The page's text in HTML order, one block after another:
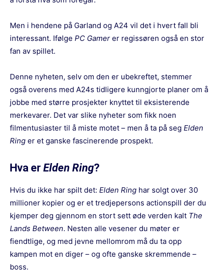
Men i hendene på Garland og A24 vil det i hvert fall bli
interessant. Ifølge PC Gamer er regissøren også en stor
fan av spillet.
Denne nyheten, selv om den er ubekreftet, stemmer
også overens med A24s tidligere kunngjorte planer om å
jobbe med større prosjekter knyttet til eksisterende
merkevarer. Det var slike nyheter som fikk noen
filmentusiaster til å miste motet – men å ta på seg Elden
Ring er et ganske fascinerende prospekt.
Hva er Elden Ring?
Hvis du ikke har spilt det: Elden Ring har solgt over 30
millioner kopier og er et tredjepersons actionspill der du
kjemper deg gjennom en stort sett øde verden kalt The
Lands Between. Nesten alle vesener du møter er
fiendtlige, og med jevne mellomrom må du ta opp
kampen mot en diger – og ofte ganske skremmende –
boss.